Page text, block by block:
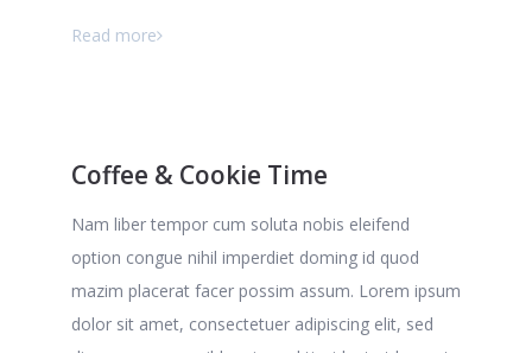
Read more
Coffee & Cookie Time
Nam liber tempor cum soluta nobis eleifend
option congue nihil imperdiet doming id quod
mazim placerat facer possim assum. Lorem ipsum
dolor sit amet, consectetuer adipiscing elit, sed